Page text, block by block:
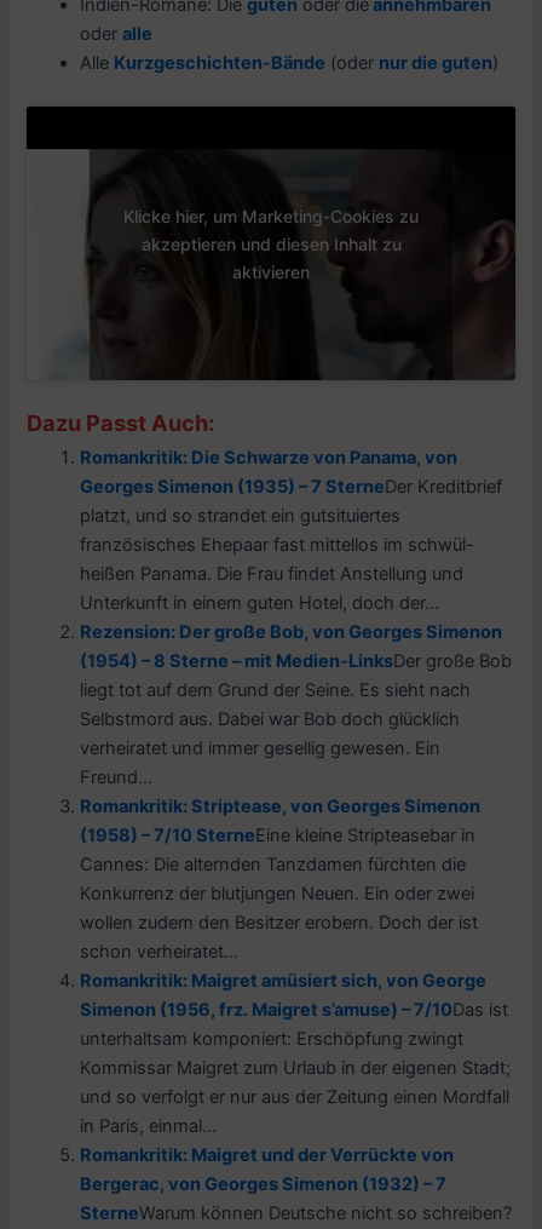
Indien-Romane: Dieguten oder dieannehmbaren
oderalle
Alle Kurzgeschichten-Bände (oder nur die guten)
Klicke hier, um Marketing-Cookies zu
akzeptieren und diesen Inhalt zu
aktivieren
Dazu Passt Auch:
Romankritik: Die Schwarze von Panama, von
Georges Simenon (1935) – 7 SterneDer Kreditbrief
platzt, und so strandet ein gutsituiertes
französisches Ehepaar fast mittellos im schwül-
heißen Panama. Die Frau findet Anstellung und
Unterkunft in einem guten Hotel, doch der...
Rezension: Der große Bob, von Georges Simenon
(1954) – 8 Sterne – mit Medien-LinksDer große Bob
liegt tot auf dem Grund der Seine. Es sieht nach
Selbstmord aus. Dabei war Bob doch glücklich
verheiratet und immer gesellig gewesen. Ein
Freund...
Romankritik: Striptease, von Georges Simenon
(1958) – 7/10 SterneEine kleine Stripteasebar in
Cannes: Die alternden Tanzdamen fürchten die
Konkurrenz der blutjungen Neuen. Ein oder zwei
wollen zudem den Besitzer erobern. Doch der ist
schon verheiratet...
Romankritik: Maigret amüsiert sich, von George
Simenon (1956, frz. Maigret s’amuse) – 7/10Das ist
unterhaltsam komponiert: Erschöpfung zwingt
Kommissar Maigret zum Urlaub in der eigenen Stadt;
und so verfolgt er nur aus der Zeitung einen Mordfall
in Paris, einmal...
Romankritik: Maigret und der Verrückte von
Bergerac, von Georges Simenon (1932) – 7
SterneWarum können Deutsche nicht so schreiben?